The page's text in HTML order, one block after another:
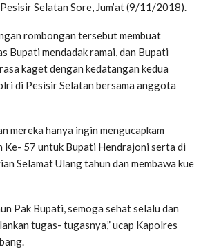
Selatan Sore, Jum’at (9/11/2018).
rombongan tersebut membuat
Bupati mendadak ramai, dan Bupati
kaget dengan kedatangan kedua
di Pesisir Selatan bersama anggota
mereka hanya ingin mengucapkam
Ke- 57 untuk Bupati Hendrajoni serta di
Selamat Ulang tahun dan membawa kue
Pak Bupati, semoga sehat selalu dan
tugas- tugasnya,” ucap Kapolres